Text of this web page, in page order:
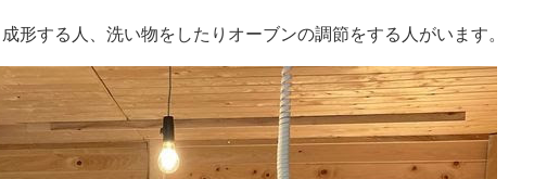
形する人、洗い物をしたりオーブンの調節をする人がいます。